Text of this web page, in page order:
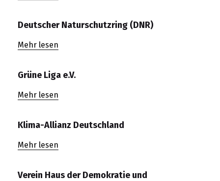
Deutscher Naturschutzring (DNR)
Mehr lesen
Grüne Liga e.V.
Mehr lesen
Klima-Allianz Deutschland
Mehr lesen
Verein Haus der Demokratie und